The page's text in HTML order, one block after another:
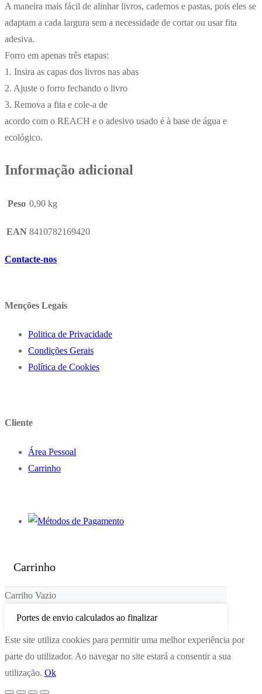
A maneira mais fácil de alinhar livros, cadernos e pastas, pois eles se
adaptam a cada largura sem a necessidade de cortar ou usar fita
adesiva.
Forro em apenas três etapas:
1. Insira as capas dos livros nas abas
2. Ajuste o forro fechando o livro
3. Remova a fita e cole-a de
acordo com o REACH e o adesivo usado é à base de água e
ecológico.
Informação adicional
Peso 0,90 kg
EAN 8410782169420
Contacte-nos
Menções Legais
Politica de Privacidade
Condições Gerais
Política de Cookies
Cliente
Área Pessoal
Carrinho
Carrinho
Carriho Vazio
Portes de envio calculados ao finalizar
Este site utiliza cookies para permitir uma melhor experiência por
parte do utilizador. Ao navegar no site estará a consentir a sua
utilização. Ok